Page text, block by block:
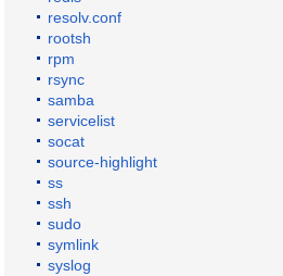
resolv.conf
rootsh
rpm
rsync
samba
servicelist
socat
source-highlight
ss
ssh
sudo
symlink
syslog